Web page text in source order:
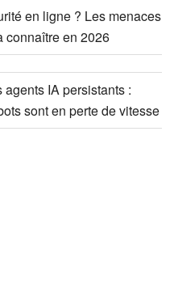
en ligne ? Les menaces
connaître en 2026
IA persistants :
sont en perte de vitesse